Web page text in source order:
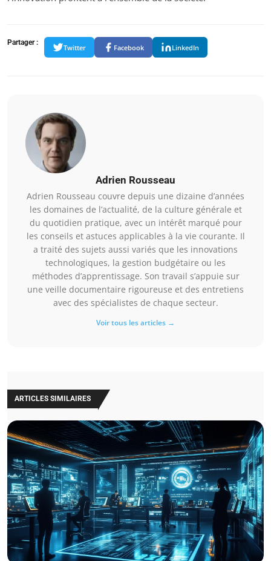
Partager :
Twitter Facebook LinkedIn
Adrien Rousseau
Adrien Rousseau couvre depuis une dizaine d’années
les domaines de l’actualité, de la culture générale et
du quotidien pratique, avec un intérêt marqué pour
les conseils et astuces applicables à la vie courante. Il
a traité des sujets aussi variés que les innovations
technologiques, la gestion budgétaire ou les
méthodes d’apprentissage. Son travail s’appuie sur
une veille documentaire rigoureuse et des entretiens
avec des spécialistes de chaque secteur.
Voir tous les articles →
ARTICLES SIMILAIRES